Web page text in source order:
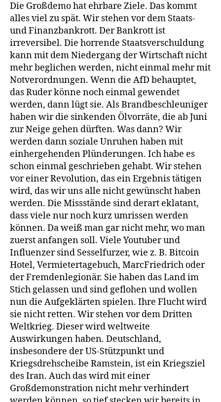
Die Großdemo hat ehrbare Ziele. Das kommt
alles viel zu spät. Wir stehen vor dem Staats-
und Finanzbankrott. Der Bankrott ist
irreversibel. Die horrende Staatsverschuldung
kann mit dem Niedergang der Wirtschaft nicht
mehr beglichen werden, nicht einmal mehr mit
Notverordnungen. Wenn die AfD behauptet,
das Ruder könne noch einmal gewendet
werden, dann lügt sie. Als Brandbeschleuniger
haben wir die sinkenden Ölvorräte, die ab Juni
zur Neige gehen dürften. Was dann? Wir
werden dann soziale Unruhen haben mit
einhergehenden Plünderungen. Ich habe es
schon einmal geschrieben gehabt. Wir stehen
vor einer Revolution, das ein Ergebnis tätigen
wird, das wir uns alle nicht gewünscht haben
werden. Die Missstände sind derart eklatant,
dass viele nur noch kurz umrissen werden
können. Da weiß man gar nicht mehr, wo man
zuerst anfangen soll. Viele Youtuber und
Influenzer sind Sesselfurzer, wie z. B. Bitcoin
Hotel, Vermietertagebuch, MarcFriedrich oder
der Fremdenlegionär. Sie haben das Land im
Stich gelassen und sind geflohen und wollen
nun die Aufgeklärten spielen. Ihre Flucht wird
sie nicht retten. Wir stehen vor dem Dritten
Weltkrieg. Dieser wird weltweite
Auswirkungen haben. Deutschland,
insbesondere der US-Stützpunkt und
Kriegsdrehscheibe Ramstein, ist ein Kriegsziel
des Iran. Auch das wird mit einer
Großdemonstration nicht mehr verhindert